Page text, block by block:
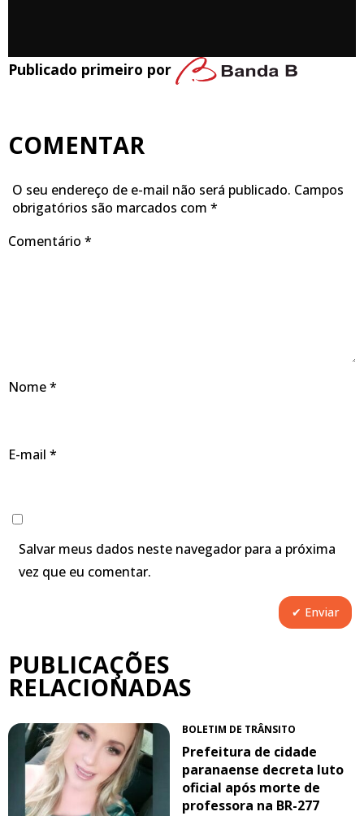
Publicado primeiro por
COMENTAR
O seu endereço de e-mail não será publicado. Campos
obrigatórios são marcados com *
Comentário *
Nome*
E-mail *
Salvar meus dados neste navegador para a próxima
vez que eu comentar.
PUBLICAÇÕES
RELACIONADAS
BOLETIM DE TRÂNSITO
Prefeitura de cidade
paranaense decreta luto
oficial após morte de
professora na BR-277